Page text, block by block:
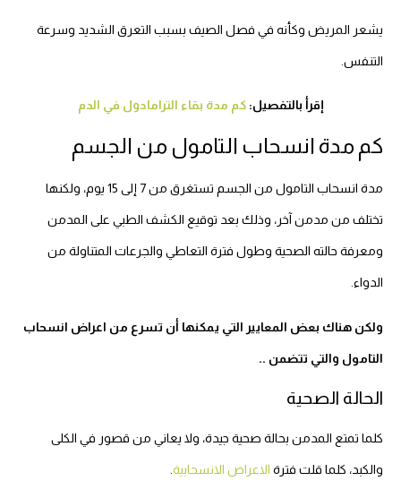
يشعر المريض وكأنه في فصل الصيف بسبب التعرق الشديد وسرعة
التنفس.
إقرأ بالتفصيل:كم مدة بقاء الترامادول في الدم
كم مدة انسحاب التامول من الجسم
مدة انسحاب التامول من الجسم تستغرق من 7 إلى 15 يوم، ولكنها
تختلف من مدمن آخر، وذلك بعد توقيع الكشف الطبي على المدمن
ومعرفة حالته الصحية وطول فترة التعاطي والجرعات المتناولة من
الدواء.
ولكن هناك بعض المعايير التي يمكنها أن تسرع من اعراض انسحاب
التامول والتي تتضمن ..
الحالة الصحية
كلما تمتع المدمن بحالة صحية جيدة، ولا يعاني من قصور في الكلى
والكبد، كلما قلت فترة الاعراض الانسحابية.